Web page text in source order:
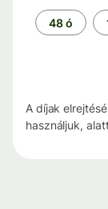
Időszak
48 ó
A díjak
használjuk,